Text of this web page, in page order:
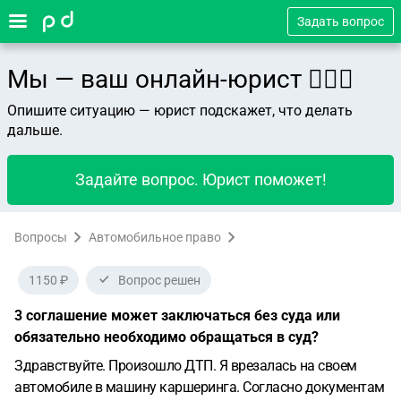
Задать вопрос
Мы — ваш онлайн-юрист 👨🏻‍⚖️
Опишите ситуацию — юрист подскажет, что делать
дальше.
Задайте вопрос. Юрист поможет!
Вопросы Автомобильное право
1150 ₽ Вопрос решен
3 соглашение может заключаться без суда или
обязательно необходимо обращаться в суд?
Здравствуйте. Произошло ДТП. Я врезалась на своем
автомобиле в машину каршеринга. Согласно документам